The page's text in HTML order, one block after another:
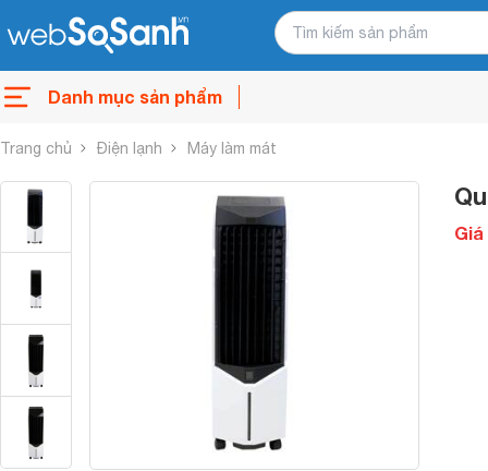
Danh mục sản phẩm
Trang chủ Điện lạnh Máy làm mát
Giá